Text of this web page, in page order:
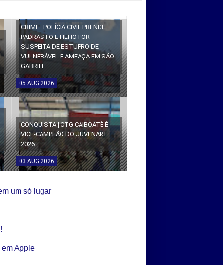
CRIME | POLÍCIA CIVIL PRENDE
PADRASTO E FILHO POR
SUSPEITA DE ESTUPRO DE
VULNERÁVEL E AMEAÇA EM SÃO
GABRIEL
05 AUG 2026
CONQUISTA | CTG CAIBOATÉ É
VICE-CAMPEÃO DO JUVENART
2026
03 AUG 2026